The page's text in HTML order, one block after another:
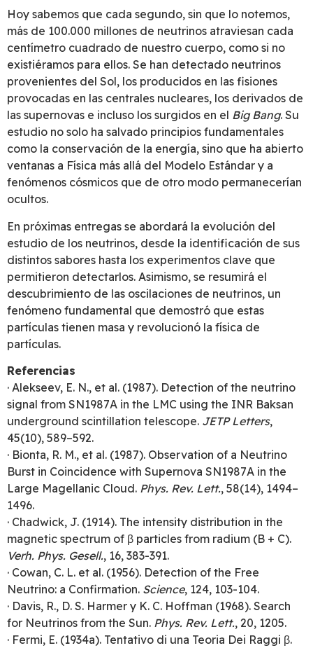
Hoy sabemos que cada segundo, sin que lo notemos,
más de 100.000 millones de neutrinos atraviesan cada
centímetro cuadrado de nuestro cuerpo, como si no
existiéramos para ellos. Se han detectado neutrinos
provenientes del Sol, los producidos en las fisiones
provocadas en las centrales nucleares, los derivados de
las supernovas e incluso los surgidos en el Big Bang. Su
estudio no solo ha salvado principios fundamentales
como la conservación de la energía, sino que ha abierto
ventanas a Física más allá del Modelo Estándar y a
fenómenos cósmicos que de otro modo permanecerían
ocultos.
En próximas entregas se abordará la evolución del
estudio de los neutrinos, desde la identificación de sus
distintos sabores hasta los experimentos clave que
permitieron detectarlos. Asimismo, se resumirá el
descubrimiento de las oscilaciones de neutrinos, un
fenómeno fundamental que demostró que estas
partículas tienen masa y revolucionó la física de
partículas.
Referencias
· Alekseev, E. N., et al. (1987). Detection of the neutrino
signal from SN1987A in the LMC using the INR Baksan
underground scintillation telescope. JETP Letters,
45(10), 589–592.
· Bionta, R. M., et al. (1987). Observation of a Neutrino
Burst in Coincidence with Supernova SN1987A in the
Large Magellanic Cloud. Phys. Rev. Lett., 58(14), 1494–
1496.
· Chadwick, J. (1914). The intensity distribution in the
magnetic spectrum of β particles from radium (B + C).
Verh. Phys. Gesell., 16, 383-391.
· Cowan, C. L. et al. (1956). Detection of the Free
Neutrino: a Confirmation. Science, 124, 103-104.
· Davis, R., D. S. Harmer y K. C. Hoffman (1968). Search
for Neutrinos from the Sun. Phys. Rev. Lett., 20, 1205.
· Fermi, E. (1934a). Tentativo di una Teoria Dei Raggi β.